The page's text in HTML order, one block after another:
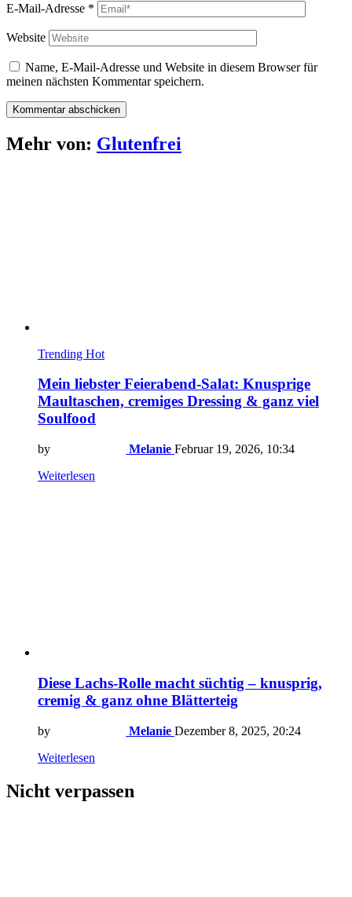
E-Mail-Adresse *
Website
Name, E-Mail-Adresse und Website in diesem Browser für
meinen nächsten Kommentar speichern.
Mehr von: Glutenfrei
Trending Hot
Mein liebster Feierabend-Salat: Knusprige
Maultaschen, cremiges Dressing & ganz viel
Soulfood
by Melanie Februar 19, 2026, 10:34
Weiterlesen
Diese Lachs-Rolle macht süchtig – knusprig,
cremig & ganz ohne Blätterteig
by Melanie Dezember 8, 2025, 20:24
Weiterlesen
Nicht verpassen